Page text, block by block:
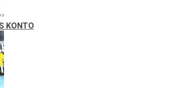
KONTO